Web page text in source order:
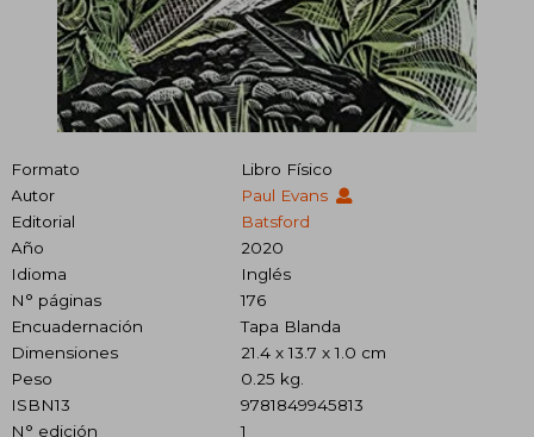
Formato
Libro Físico
Autor
Paul Evans
Editorial
Batsford
Año
2020
Idioma
Inglés
N° páginas
176
Encuadernación
Tapa Blanda
Dimensiones
21.4 x 13.7 x 1.0 cm
Peso
0.25 kg.
ISBN13
9781849945813
N° edición
1